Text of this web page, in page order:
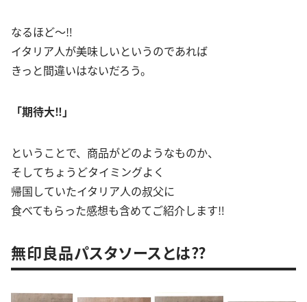
なるほど〜‼︎
イタリア人が美味しいというのであれば
きっと間違いはないだろう。
「期待大‼︎」
ということで、商品がどのようなものか、
そしてちょうどタイミングよく
帰国していたイタリア人の叔父に
食べてもらった感想も含めてご紹介します‼︎
無印良品パスタソースとは⁇